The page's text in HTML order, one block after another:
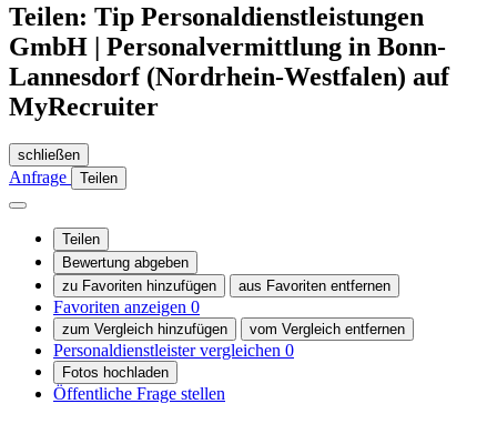
Teilen: Tip Personaldienstleistungen
GmbH | Personalvermittlung in Bonn-
Lannesdorf (Nordrhein-Westfalen) auf
MyRecruiter
schließen
Anfrage Teilen
Teilen
Bewertung abgeben
zu Favoriten hinzufügen
aus Favoriten entfernen
Favoriten anzeigen 0
zum Vergleich hinzufügen vom Vergleich entfernen
Personaldienstleister vergleichen 0
Fotos hochladen
Öffentliche Frage stellen